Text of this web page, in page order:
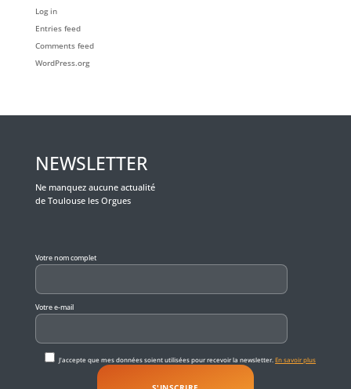
Log in
Entries feed
Comments feed
WordPress.org
NEWSLETTER
Ne manquez aucune actualité
de Toulouse les Orgues
Votre nom complet
Votre e-mail
J'accepte que mes données soient utilisées pour recevoir la newsletter.En savoir plus